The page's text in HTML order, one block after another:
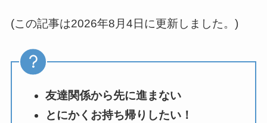
(この記事は2026年8月4日に更新しました。)
友達関係から先に進まない
とにかくお持ち帰りしたい！